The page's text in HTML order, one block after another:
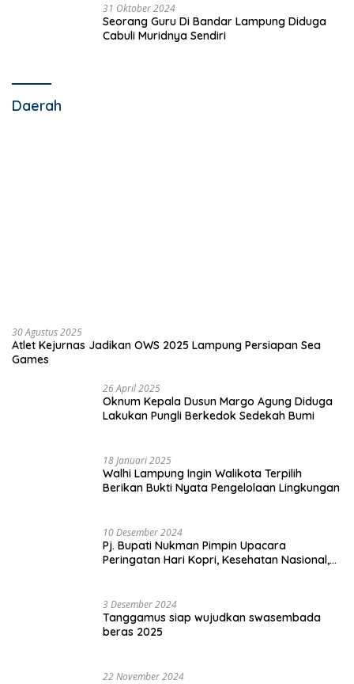
31 Oktober 2024
Seorang Guru Di Bandar Lampung Diduga
Cabuli Muridnya Sendiri
Daerah
30 Agustus 2025
Atlet Kejurnas Jadikan OWS 2025 Lampung Persiapan Sea
Games
26 April 2025
Oknum Kepala Dusun Margo Agung Diduga
Lakukan Pungli Berkedok Sedekah Bumi
18 Januari 2025
Walhi Lampung Ingin Walikota Terpilih
Berikan Bukti Nyata Pengelolaan Lingkungan
10 Desember 2024
Pj. Bupati Nukman Pimpin Upacara
Peringatan Hari Kopri, Kesehatan Nasional,
3 Desember 2024
Tanggamus siap wujudkan swasembada
beras 2025
22 November 2024